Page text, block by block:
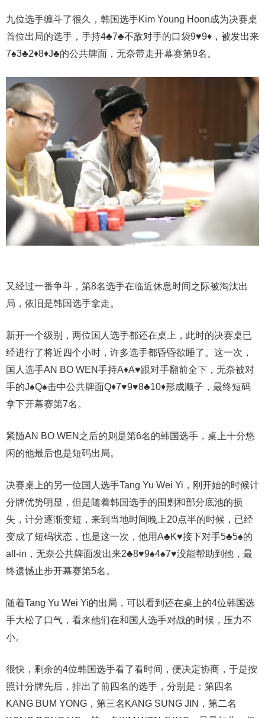
九位选手缠斗了很久，韩国选手Kim Young Hoon成为决赛桌
首位出局的选手，手持4♣️7♣️不敌对手的口袋9♥️9♦️，被发出来
7♠️3♣️2♦️8♦️J♣️的公共牌面，无奈带走开幕赛第9名。
又经过一番争斗，第8名选手在临近休息时间之际被淘汰出
局，依旧是韩国选手拿走。
新开一个级别，两位国人选手都还在桌上，此时的决赛桌已
经进行了将近四个小时，许多选手都昏昏欲睡了。这一次，
国人选手AN BO WEN手持A♦️A♥️跟对手翻前全下，无奈被对
手的J♠️Q♠️击中公共牌面Q♦️7♥️9♥️8♣️10♦️形成顺子，最终短码
拿下开幕赛第7名。
紧随AN BO WEN之后的则是第6名的韩国选手，桌上十分悠
闲的他最后也是短码出局。
决赛桌上的另一位国人选手Tang Yu Wei Yi，刚开始的时候计
分牌优势明显，但是随着韩国选手的围剿和部分底池的损
失，计分逐渐变短，来到当地时间晚上20点半的时候，已经
变成了短码状态，也是这一次，他用A♣️K♥️接下对手5♣️5♠️的
all-in，无奈公共牌面发出来2♣️8♥️9♠️4♠️7♥️没能帮助到他，最
终遗憾止步开幕赛第5名。
随着Tang Yu Wei Yi的出局，可以看到还在桌上的4位韩国选
手大松了口气，看来他们在和国人选手对战的时候，压力不
小。
很快，剩余的4位韩国选手看了看时间，便决定协商，于是按
照计分牌先后，排出了前四名的选手，分别是：第四名
KANG BUM YONG，第三名KANG SUNG JIN，第二名